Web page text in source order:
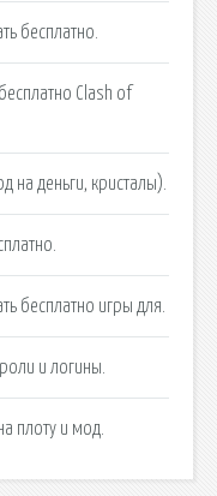
бесплатно.
Clash of
на деньги, кристалы).
бесплатно игры для.
и логины.
плоту и мод.